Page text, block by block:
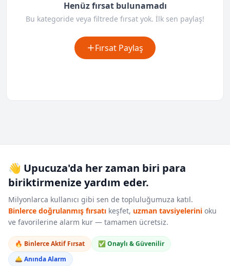
Henüz fırsat bulunamadı
Bu kategoride veya filtrede fırsat yok. İlk sen paylaş!
Fırsat Paylaş
👋 Upucuza'da her zaman biri para
biriktirmenize yardım eder.
Milyonlarca kullanıcı gibi sen de topluluğumuza katıl.
Binlerce doğrulanmış fırsatı keşfet, uzman tavsiyelerini oku
ve favorilerine alarm kur — tamamen ücretsiz.
🔥 Binlerce Aktif Fırsat
✅ Onaylı & Güvenilir
🛎️ Anında Alarm